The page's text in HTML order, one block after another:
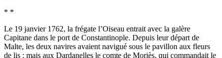
* *
Le 19 janvier 1762, la frégate l’Oiseau entrait avec la galère
Capitane dans le port de Constantinople. Depuis leur départ de
Malte, les deux navires avaient navigué sous le pavillon aux fleurs
de lis ; mais aux Dardanelles le comte de Moriès, qui commandait le